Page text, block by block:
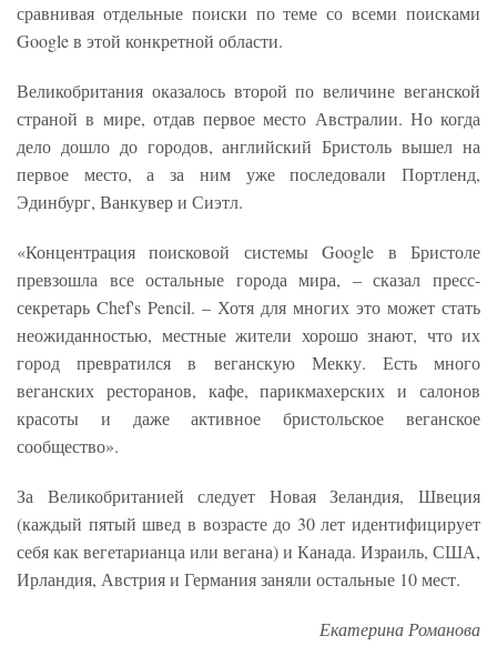
сравнивая отдельные поиски по теме со всеми поисками
Google в этой конкретной области.
Великобритания оказалось второй по величине веганской
страной в мире, отдав первое место Австралии. Но когда
дело дошло до городов, английский Бристоль вышел на
первое место, а за ним уже последовали Портленд,
Эдинбург, Ванкувер и Сиэтл.
«Концентрация поисковой системы Google в Бристоле
превзошла все остальные города мира, – сказал пресс-
секретарь Chef's Pencil. – Хотя для многих это может стать
неожиданностью, местные жители хорошо знают, что их
город превратился в веганскую Мекку. Есть много
веганских ресторанов, кафе, парикмахерских и салонов
красоты и даже активное бристольское веганское
сообщество».
За Великобританией следует Новая Зеландия, Швеция
(каждый пятый швед в возрасте до 30 лет идентифицирует
себя как вегетарианца или вегана) и Канада. Израиль, США,
Ирландия, Австрия и Германия заняли остальные 10 мест.
Екатерина Романова